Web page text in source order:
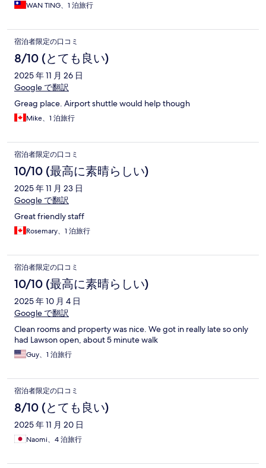
WAN TING、1 泊旅行
宿泊者限定の口コミ
8/10 (とても良い)
2025 年 11 月 26 日
Google で翻訳
Greag place. Airport shuttle would help though
Mike、1 泊旅行
宿泊者限定の口コミ
10/10 (最高に素晴らしい)
2025 年 11 月 23 日
Google で翻訳
Great friendly staff
Rosemary、1 泊旅行
宿泊者限定の口コミ
10/10 (最高に素晴らしい)
2025 年 10 月 4 日
Google で翻訳
Clean rooms and property was nice. We got in really late so only
had Lawson open, about 5 minute walk
Guy、1 泊旅行
宿泊者限定の口コミ
8/10 (とても良い)
2025 年 11 月 20 日
Naomi、4 泊旅行